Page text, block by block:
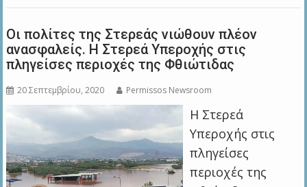
Οι πολίτες της Στερεάς νιώθουν πλέον
ανασφαλείς. Η Στερεά Υπεροχής στις
πληγείσες περιοχές της Φθιώτιδας
20 Σεπτεμβρίου, 2020 Permissos Newsroom
Η Στερεά
Υπεροχής στις
πληγείσες
περιοχές της